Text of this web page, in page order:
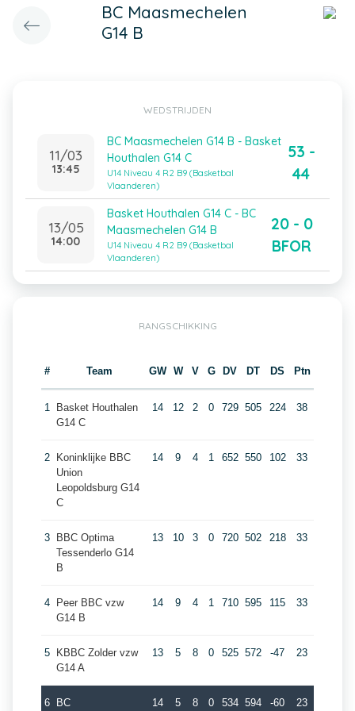
BC Maasmechelen
G14 B
WEDSTRIJDEN
11/03
13:45
BC Maasmechelen G14 B - Basket
Houthalen G14 C
U14 Niveau 4 R2 B9 (Basketbal
Vlaanderen)
53 -
44
13/05
14:00
Basket Houthalen G14 C - BC
Maasmechelen G14 B
U14 Niveau 4 R2 B9 (Basketbal
Vlaanderen)
20 - 0
BFOR
RANGSCHIKKING
# Team GW W V G DV DT DS Ptn
1
Basket Houthalen
G14 C
14 12 2 0 729 505 224 38
2
Koninklijke BBC
Union
Leopoldsburg G14
C
14 9 4 1 652 550 102 33
3
BBC Optima
Tessenderlo G14
B
13 10 3 0 720 502 218 33
4
Peer BBC vzw
G14 B
14 9 4 1 710 595 115 33
5
KBBC Zolder vzw
G14 A
13 5 8 0 525 572 -47 23
6 BC 14 5 8 0 534 594 -60 23